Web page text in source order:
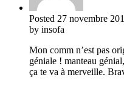
Posted 27 novembre
by insofa
Mon comm n’est pas
géniale ! manteau
ça te va à merveille.